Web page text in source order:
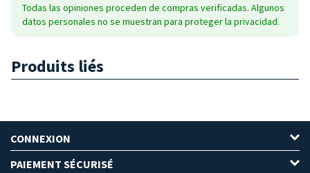
Todas las opiniones proceden de compras verificadas. Algunos
datos personales no se muestran para proteger la privacidad.
Produits liés
CONNEXION
PAIEMENT SÉCURISÉ